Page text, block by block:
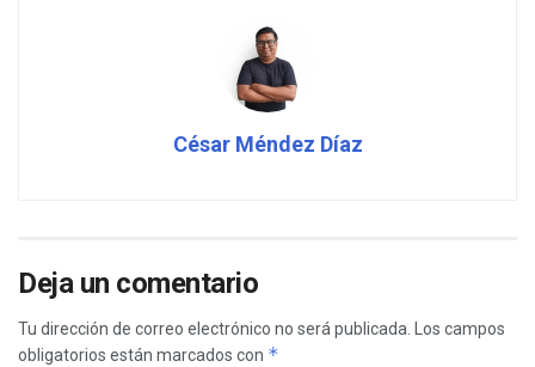
César Méndez Díaz
Deja un comentario
Tu dirección de correo electrónico no será publicada.
Los campos
obligatorios están marcados con *